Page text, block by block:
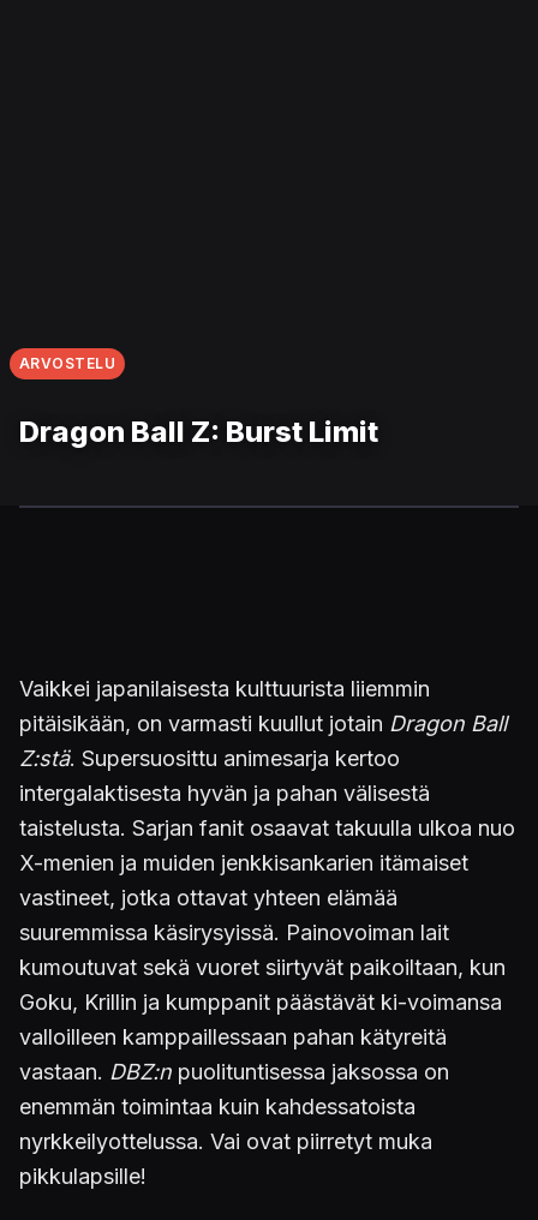
ARVOSTELU
Dragon Ball Z: Burst Limit
Vaikkei japanilaisesta kulttuurista liiemmin
pitäisikään, on varmasti kuullut jotain Dragon Ball
Z:stä. Supersuosittu animesarja kertoo
intergalaktisesta hyvän ja pahan välisestä
taistelusta. Sarjan fanit osaavat takuulla ulkoa nuo
X-menien ja muiden jenkkisankarien itämaiset
vastineet, jotka ottavat yhteen elämää
suuremmissa käsirysyissä. Painovoiman lait
kumoutuvat sekä vuoret siirtyvät paikoiltaan, kun
Goku, Krillin ja kumppanit päästävät ki-voimansa
valloilleen kamppaillessaan pahan kätyreitä
vastaan. DBZ:n puolituntisessa jaksossa on
enemmän toimintaa kuin kahdessatoista
nyrkkeilyottelussa. Vai ovat piirretyt muka
pikkulapsille!